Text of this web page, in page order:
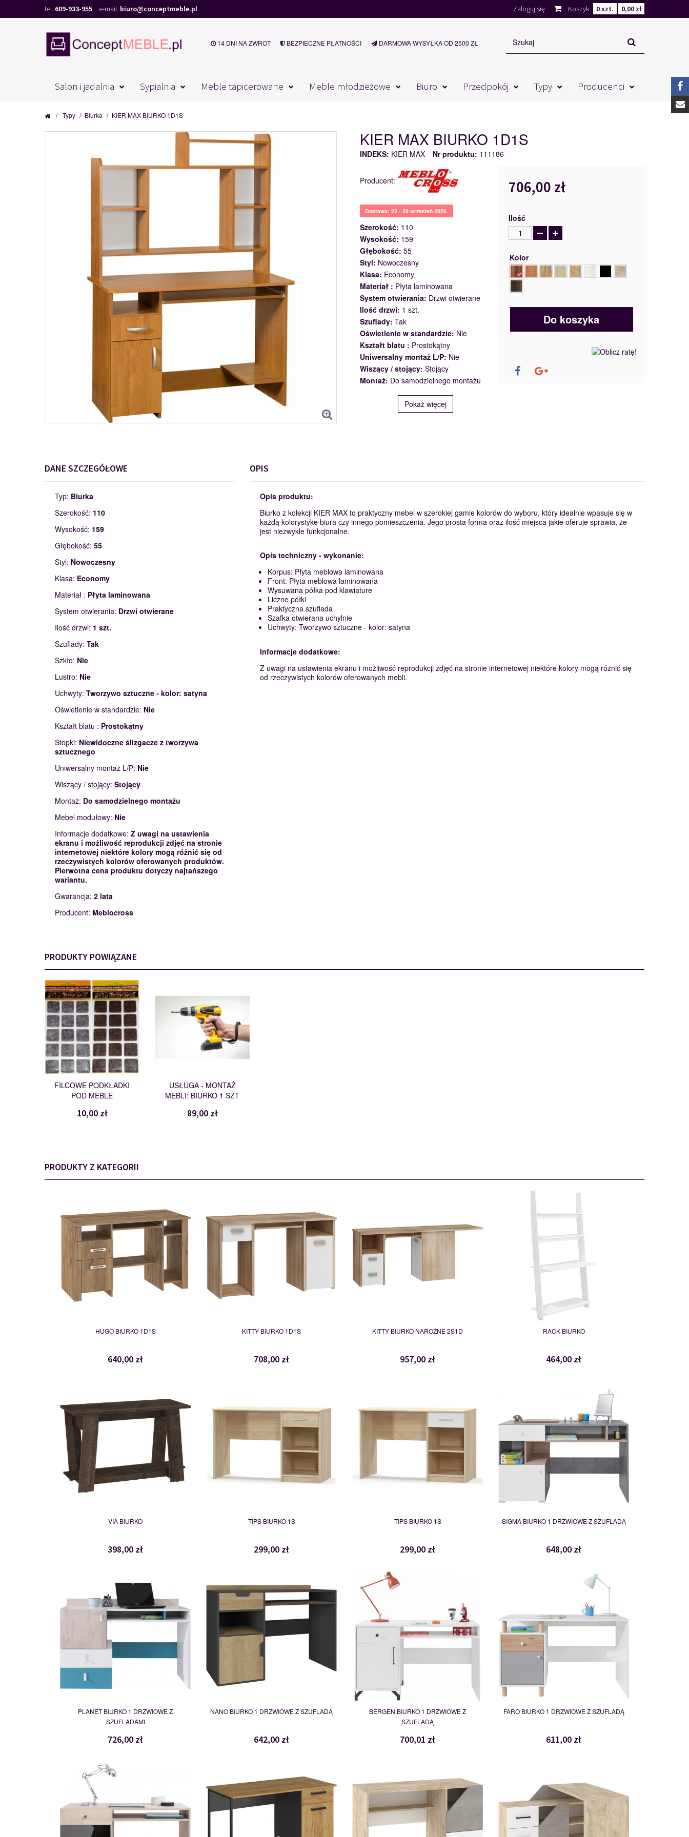
tel. 609-933-955 e-mail. biuro@conceptmeble.pl Koszyk 0szt. 0,00 zł
Zaloguj się
14 DNI NA ZWROT BEZPIECZNE PŁATNOŚCI DARMOWA WYSYŁKA OD 2500 ZŁ
Salon i jadalnia Sypialnia Meble tapicerowane Meble młodzieżowe Biuro Przedpokój Typy Producenci
/ Typy / Biurka / KIER MAX BIURKO 1D1S
KIER MAX BIURKO 1D1S
INDEKS: KIER MAX Nr produktu: 111186
Producent:
Dostawa: 22 - 29 wrzesień 2026
Szerokość: 110
Wysokość: 159
Głębokość: 55
Styl: Nowoczesny
Klasa: Economy
Materiał : Płyta laminowana
System otwierania: Drzwi otwierane
Ilość drzwi: 1 szt.
Szuflady: Tak
Oświetlenie w standardzie: Nie
Kształt blatu : Prostokątny
Uniwersalny montaż L/P: Nie
Wiszący / stojący: Stojący
Montaż: Do samodzielnego montażu
Pokaż więcej
706,00 zł
Ilość
Do koszyka
DANE SZCZEGÓŁOWE
Typ: Biurka
Szerokość: 110
Wysokość: 159
Głębokość: 55
Styl: Nowoczesny
Klasa: Economy
Materiał : Płyta laminowana
System otwierania: Drzwi otwierane
Ilość drzwi: 1 szt.
Szuflady: Tak
Szkło: Nie
Lustro: Nie
Uchwyty: Tworzywo sztuczne - kolor: satyna
Oświetlenie w standardzie: Nie
Kształt blatu : Prostokątny
Stopki: Niewidoczne ślizgacze z tworzywa
sztucznego
Uniwersalny montaż L/P: Nie
Wiszący / stojący: Stojący
Montaż: Do samodzielnego montażu
Mebel modułowy: Nie
Informacje dodatkowe: Z uwagi na ustawienia
ekranu i możliwość reprodukcji zdjęć na stronie
internetowej niektóre kolory mogą różnić się od
rzeczywistych kolorów oferowanych produktów.
Pierwotna cena produktu dotyczy najtańszego
wariantu.
Gwarancja: 2 lata
Producent: Meblocross
OPIS
Opis produktu:
Biurko z kolekcji KIER MAX to praktyczny mebel w szerokiej gamie kolorów do wyboru, który idealnie wpasuje się w
każdą kolorystyke biura czy innego pomieszczenia. Jego prosta forma oraz ilość miejsca jakie oferuje sprawia, że
jest niezwykle funkcjonalne.
Opis techniczny - wykonanie:
Korpus: Płyta meblowa laminowana
Front: Płyta meblowa laminowana
Wysuwana półka pod klawiature
Liczne półki
Praktyczna szuflada
Szafka otwierana uchylnie
Uchwyty: Tworzywo sztuczne - kolor: satyna
Informacje dodatkowe:
Z uwagi na ustawienia ekranu i możliwość reprodukcji zdjęć na stronie internetowej niektóre kolory mogą różnić się
od rzeczywistych kolorów oferowanych mebli.
PRODUKTY POWIĄZANE
PODKŁADKI
110562
FILCOWE PODKŁADKI
POD MEBLE
10,00 zł
USŁUGA - MONTAŻ
MEBLI: BIURKO 1 SZT
89,00 zł
PRODUKTY Z KATEGORII
HUGO BIURKO 1D1S
640,00 zł
KITTY BIURKO 1D1S
708,00 zł
KITTY BIURKO NAROŻNE 2S1D
957,00 zł
RAC-01
RACK BIURKO
464,00 zł
VIA BIURKO
398,00 zł
TIPS BIURKO 1S
299,00 zł
TIPS BIURKO 1S
299,00 zł
SIGMA BIURKO 1 DRZWIOWE Z SZUFLADĄ
648,00 zł
PLANET BIURKO 1 DRZWIOWE Z
SZUFLADAMI
726,00 zł
NANO BIURKO 1 DRZWIOWE Z SZUFLADĄ
642,00 zł
BE9
118598
BERGEN BIURKO 1 DRZWIOWE Z
SZUFLADĄ
700,01 zł
FARO BIURKO 1 DRZWIOWE Z SZUFLADĄ
611,00 zł
118622
118812